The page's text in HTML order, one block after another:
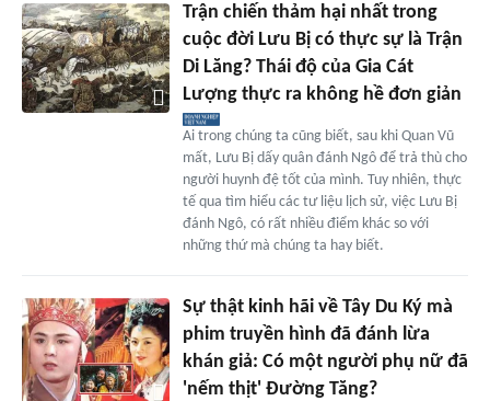
Trận chiến thảm hại nhất trong
cuộc đời Lưu Bị có thực sự là Trận
Di Lăng? Thái độ của Gia Cát
Lượng thực ra không hề đơn giản
Ai trong chúng ta cũng biết, sau khi Quan Vũ
mất, Lưu Bị dấy quân đánh Ngô để trả thù cho
người huynh đệ tốt của mình. Tuy nhiên, thực
tế qua tìm hiểu các tư liệu lịch sử, việc Lưu Bị
đánh Ngô, có rất nhiều điểm khác so với
những thứ mà chúng ta hay biết.
Sự thật kinh hãi về Tây Du Ký mà
phim truyền hình đã đánh lừa
khán giả: Có một người phụ nữ đã
'nếm thịt' Đường Tăng?